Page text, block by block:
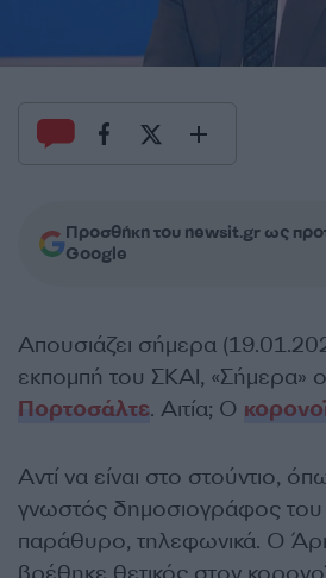
Προσθήκη του newsit.gr ως
Google
Απουσιάζει σήμερα
εκπομπή του ΣΚΑΙ, «Σήμερα» ο
Πορτοσάλτε. Αιτία; Ο
Αντί να είναι στο στούντιο,
γνωστός δημοσιογράφος
παράθυρο, τηλεφωνικά. Ο